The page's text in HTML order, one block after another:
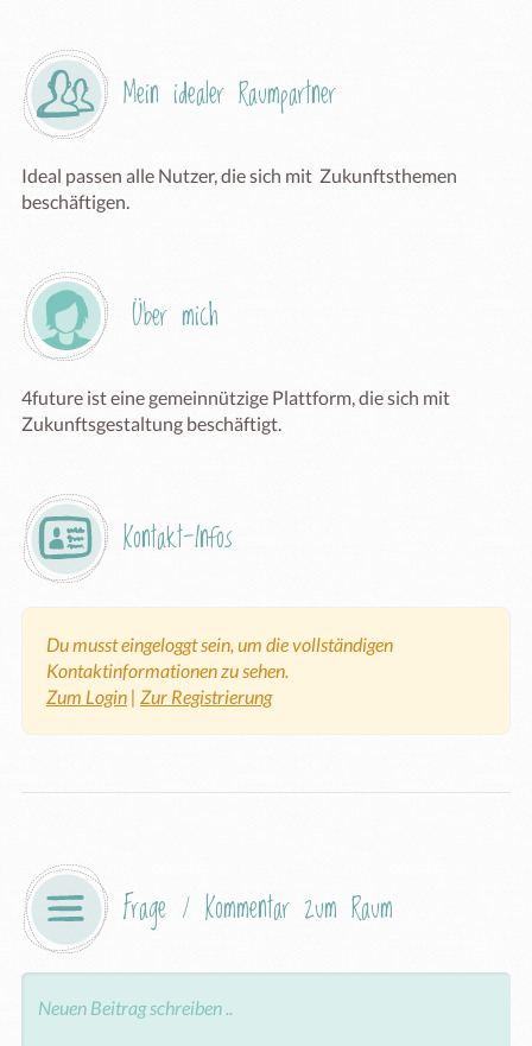
Mein idealer Raumpartner
Ideal passen alle Nutzer, die sich mit  Zukunftsthemen
beschäftigen.
Über mich
4future ist eine gemeinnützige Plattform, die sich mit
Zukunftsgestaltung beschäftigt.
Kontakt-Infos
Du musst eingeloggt sein, um die vollständigen
Kontaktinformationen zu sehen.
Zum Login | Zur Registrierung
Frage / Kommentar zum Raum